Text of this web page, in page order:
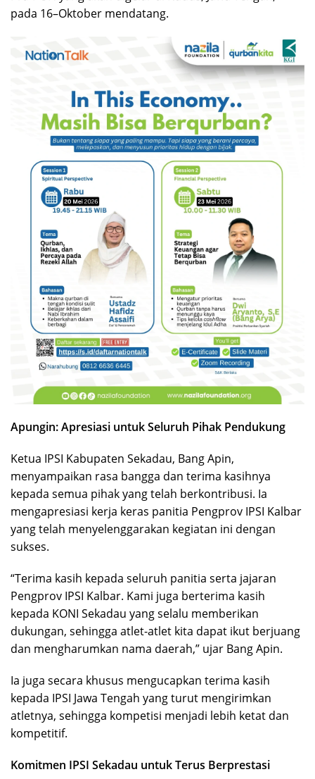
pada 16–Oktober mendatang.
Apungin: Apresiasi untuk Seluruh Pihak Pendukung
Ketua IPSI Kabupaten Sekadau, Bang Apin,
menyampaikan rasa bangga dan terima kasihnya
kepada semua pihak yang telah berkontribusi. Ia
mengapresiasi kerja keras panitia Pengprov IPSI Kalbar
yang telah menyelenggarakan kegiatan ini dengan
sukses.
“Terima kasih kepada seluruh panitia serta jajaran
Pengprov IPSI Kalbar. Kami juga berterima kasih
kepada KONI Sekadau yang selalu memberikan
dukungan, sehingga atlet-atlet kita dapat ikut berjuang
dan mengharumkan nama daerah,” ujar Bang Apin.
Ia juga secara khusus mengucapkan terima kasih
kepada IPSI Jawa Tengah yang turut mengirimkan
atletnya, sehingga kompetisi menjadi lebih ketat dan
kompetitif.
Komitmen IPSI Sekadau untuk Terus Berprestasi